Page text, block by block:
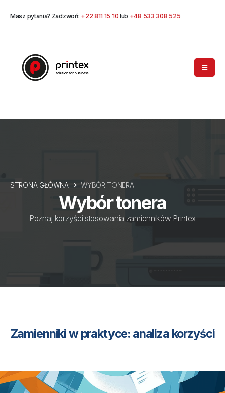
Masz pytania? Zadzwoń: +22 811 15 10 lub +48 533 308 525
Wybór tonera
Poznaj korzyści stosowania zamienników Printex
STRONA GŁÓWNA WYBÓR TONERA
Zamienniki w praktyce: analiza korzyści